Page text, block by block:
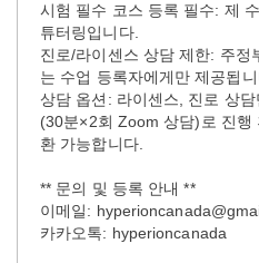
시험 필수 코스 등록 필수: 제
튜터링입니다.
진로/라이센스 상담 제한: 주정
는 수업 등록자에게만 제공됩
상담 옵션: 라이센스, 진로 상
(30분×2회 Zoom 상담)로 진행
환 가능합니다.
** 문의 및 등록 안내 **
이메일:
카카오톡: hyperioncanada